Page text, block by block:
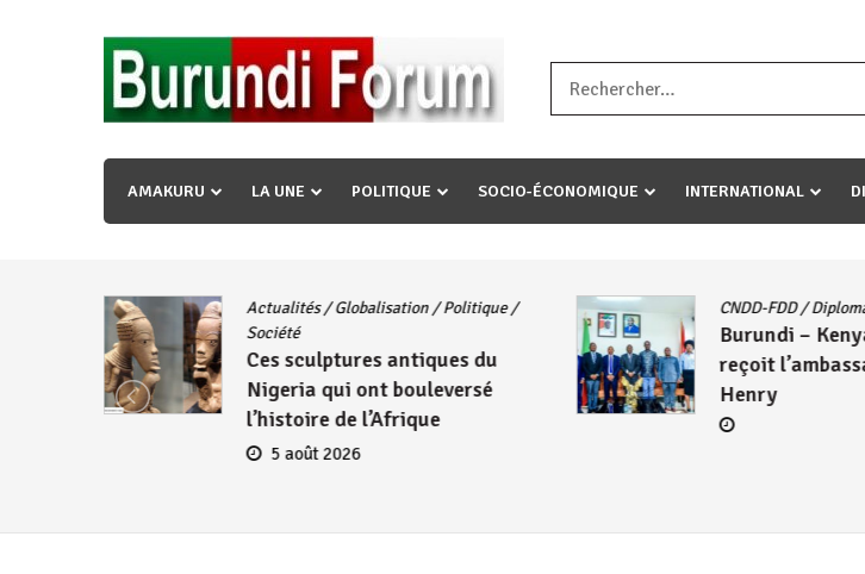
« Ingorane si ugupfa , ingorane ni ugupfa nabi ,gupfa ataco umariye umuryango wawe
uzopfire neza umuryango n’igihugu cakwibarutse ? »
AMAKURU LA UNE POLITIQUE SOCIO-ÉCONOMIQUE INTERNATIONAL
Actualités/Globalisation/Politique/
Société
Ces sculptures antiques du
Nigeria qui ont bouleversé
l’histoire de l’Afrique
5 août 2026
CNDD-FDD/
Burundi –
reçoit
Henry